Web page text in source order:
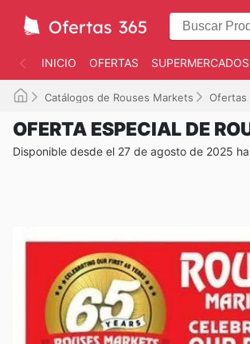
INICIO OFERTAS SUPERMERCADOS
Catálogos de Rouses Markets Ofertas
OFERTA ESPECIAL DE
Disponible desde el 27 de agosto de 2025